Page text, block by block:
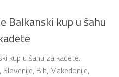
Balkanski kup u šahu
kup u šahu za kadete.
Bih, Makedonije,